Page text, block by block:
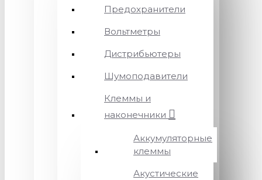
Предохранители
Вольтметры
Дистрибьютеры
Шумоподавители
Клеммы и
наконечники
Аккумуляторные
клеммы
Акустические